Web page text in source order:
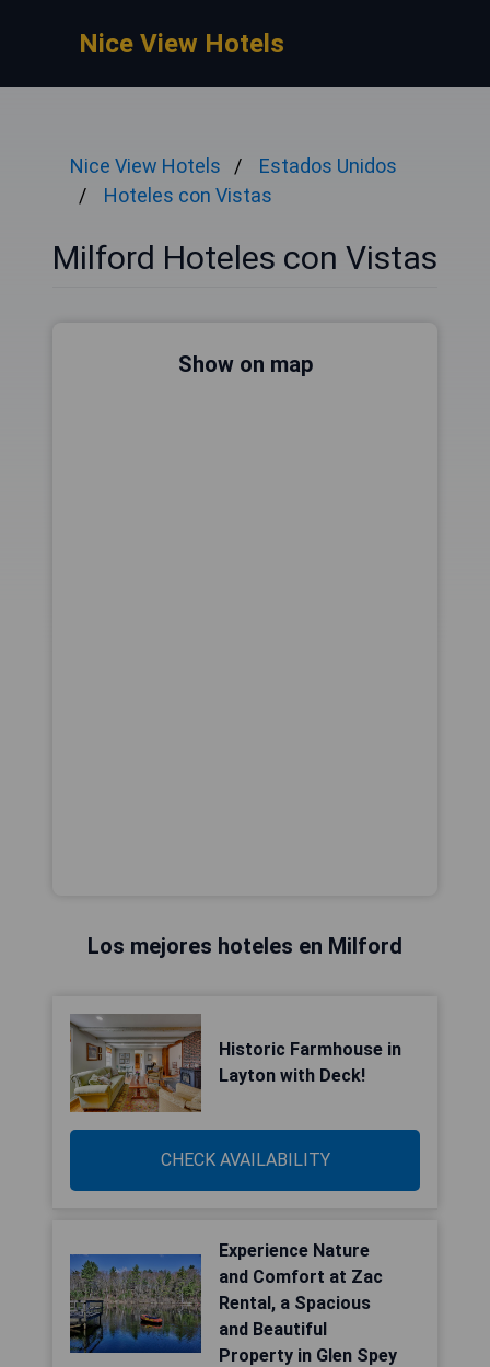
Nice View Hotels
Nice View Hotels
Estados Unidos
Hoteles con Vistas
Milford Hoteles con Vistas
Show on map
Los mejores hoteles en Milford
Historic Farmhouse in
Layton with Deck!
CHECK AVAILABILITY
Experience Nature
and Comfort at Zac
Rental, a Spacious
and Beautiful
Property in Glen Spey